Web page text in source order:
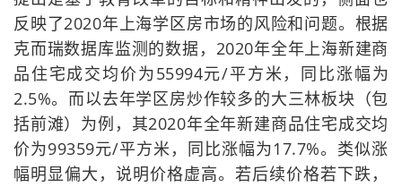
反映了2020年上海学区房市场的风险和问题。根据
克而瑞数据库监测的数据，2020年全年上海新建商
品住宅成交均价为55994元/平方米，同比涨幅为
2.5%。而以去年学区房炒作较多的大三林板块（包
括前滩）为例，其2020年全年新建商品住宅成交均
价为99359元/平方米，同比涨幅为17.7%。类似涨
幅明显偏大，说明价格虚高。若后续价格若下跌，